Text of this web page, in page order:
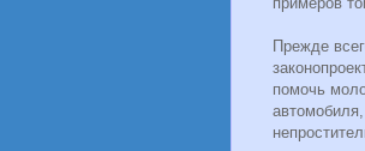
Прежде
помочь